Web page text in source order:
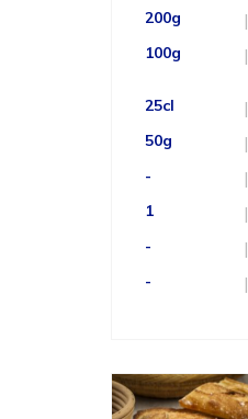
200g
|
100g
|
25cl
|
50g
|
-
|
1
|
-
|
-
|